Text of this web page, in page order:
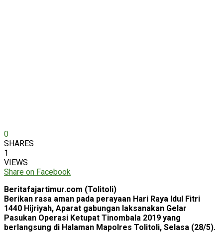
0
SHARES
1
VIEWS
Share on Facebook
Beritafajartimur.com (Tolitoli)
Berikan rasa aman pada perayaan Hari Raya Idul Fitri
1440 Hijriyah, Aparat gabungan laksanakan Gelar
Pasukan Operasi Ketupat Tinombala 2019 yang
berlangsung di Halaman Mapolres Tolitoli, Selasa (28/5).